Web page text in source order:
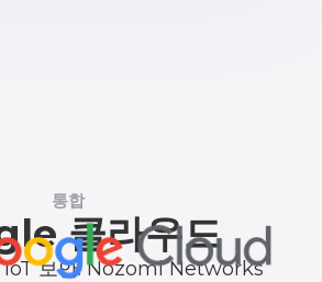
통합
클라우드
IoT 보안: Nozomi Networks